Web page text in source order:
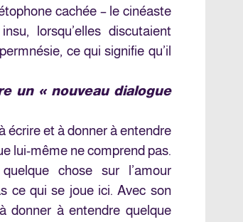
cachée – le cinéaste
lorsqu’elles discutaient
ce qui signifie qu’il
un « nouveau dialogue
écrire et à donner à entendre
lui-même ne comprend pas.
chose sur l’amour
ce qui se joue ici. Avec son
donner à entendre quelque